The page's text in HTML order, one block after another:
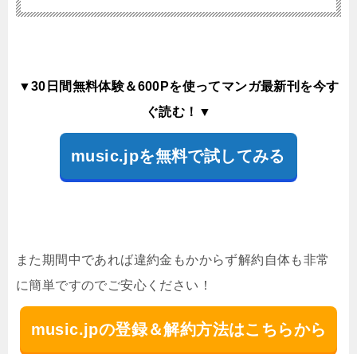
▼30日間無料体験＆600Pを使ってマンガ最新刊を今す
ぐ読む！▼
music.jpを無料で試してみる
また期間中であれば違約金もかからず解約自体も非常
に簡単ですのでご安心ください！
music.jpの登録＆解約方法はこちらから